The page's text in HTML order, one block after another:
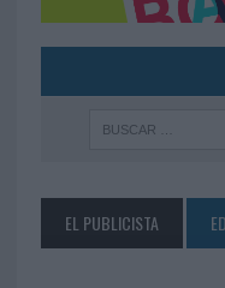
EL PUBLICISTA